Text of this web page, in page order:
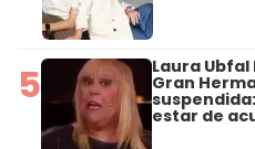
5 Laura
Gran
estar de